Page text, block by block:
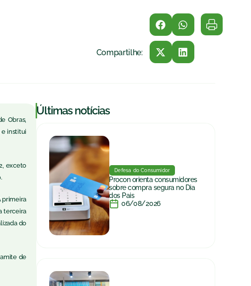
Compartilhe:
Obras,
institui
exceto
primeira
terceira
do
de
|Últimas notícias
Defesa do Consumidor
Procon orienta consumidores
sobre compra segura no Dia
dos Pais
06/08/2026